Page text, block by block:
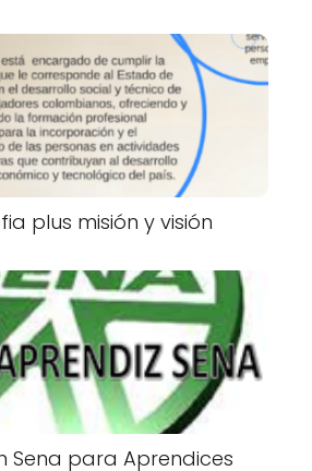
plus misión y visión
Sena para Aprendices